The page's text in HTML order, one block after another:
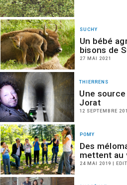
SUCHY
Un bébé
bisons de
27 MAI 2021
THIERRENS
Une
Jorat
12 SEPTEMBRE
POMY
Des
mettent au
24 MAI 2019 |